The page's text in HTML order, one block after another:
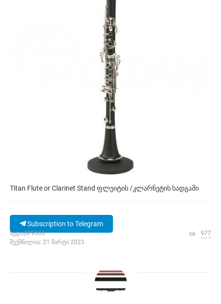
Titan Flute or Clarinet Stand ფლეიტის /კლარნეტის სადგამი
Subscription to Telegram
ხედი|№9606
შექმნილია: 21 მარტი 2023
977